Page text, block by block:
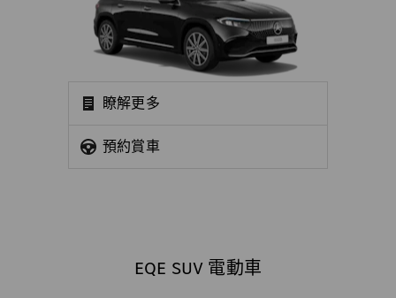
瞭解更多
預約賞車
EQE SUV 電動車